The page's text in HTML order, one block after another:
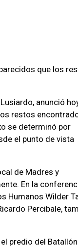
que los
anunció
restos
se determinó por
el punto de vista
de Madres y
En la
Humanos Wilder
Percibale,
predio del